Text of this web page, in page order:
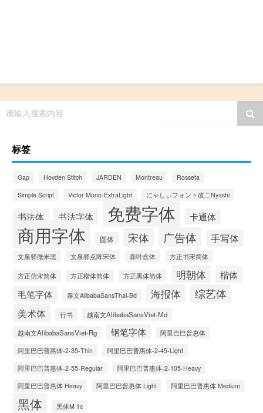
请输入搜索内容
标签
Gap Hovden Stitch JARDEN Montreau
Rosseta
Simple Script
Victor Mono-ExtraLight にゃしぃフォント改二Nyashi
书法体 书法字体 免费字体 卡通体
商用字体 圆体 宋体 广告体 手写体
文泉驿微米黑 文泉驿点阵宋体 新叶念体 方正书宋简体
方正仿宋简体 方正楷体简体 方正黑体简体 明朝体 楷体
毛笔字体 泰文AlibabaSansThai-Bd 海报体 综艺体
美术体 行书
越南文AlibabaSansViet-Md
越南文AlibabaSansViet-Rg
钢笔字体
阿里巴巴普惠体
阿里巴巴普惠体-2-35-Thin
阿里巴巴普惠体-2-45-Light
阿里巴巴普惠体-2-55-Regular
阿里巴巴普惠体-2-105-Heavy
阿里巴巴普惠体 Heavy
阿里巴巴普惠体 Light 阿里巴巴普惠体 Medium
黑体 黑体M 1c